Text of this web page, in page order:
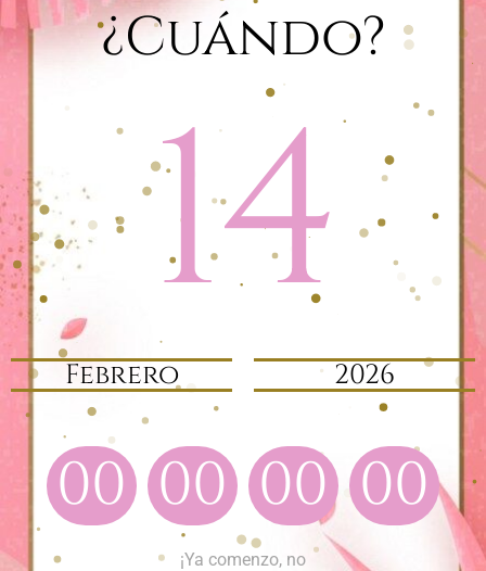
¿Cuándo?
14
Febrero 2026
00 00 00 00
¡Ya comenzo, no